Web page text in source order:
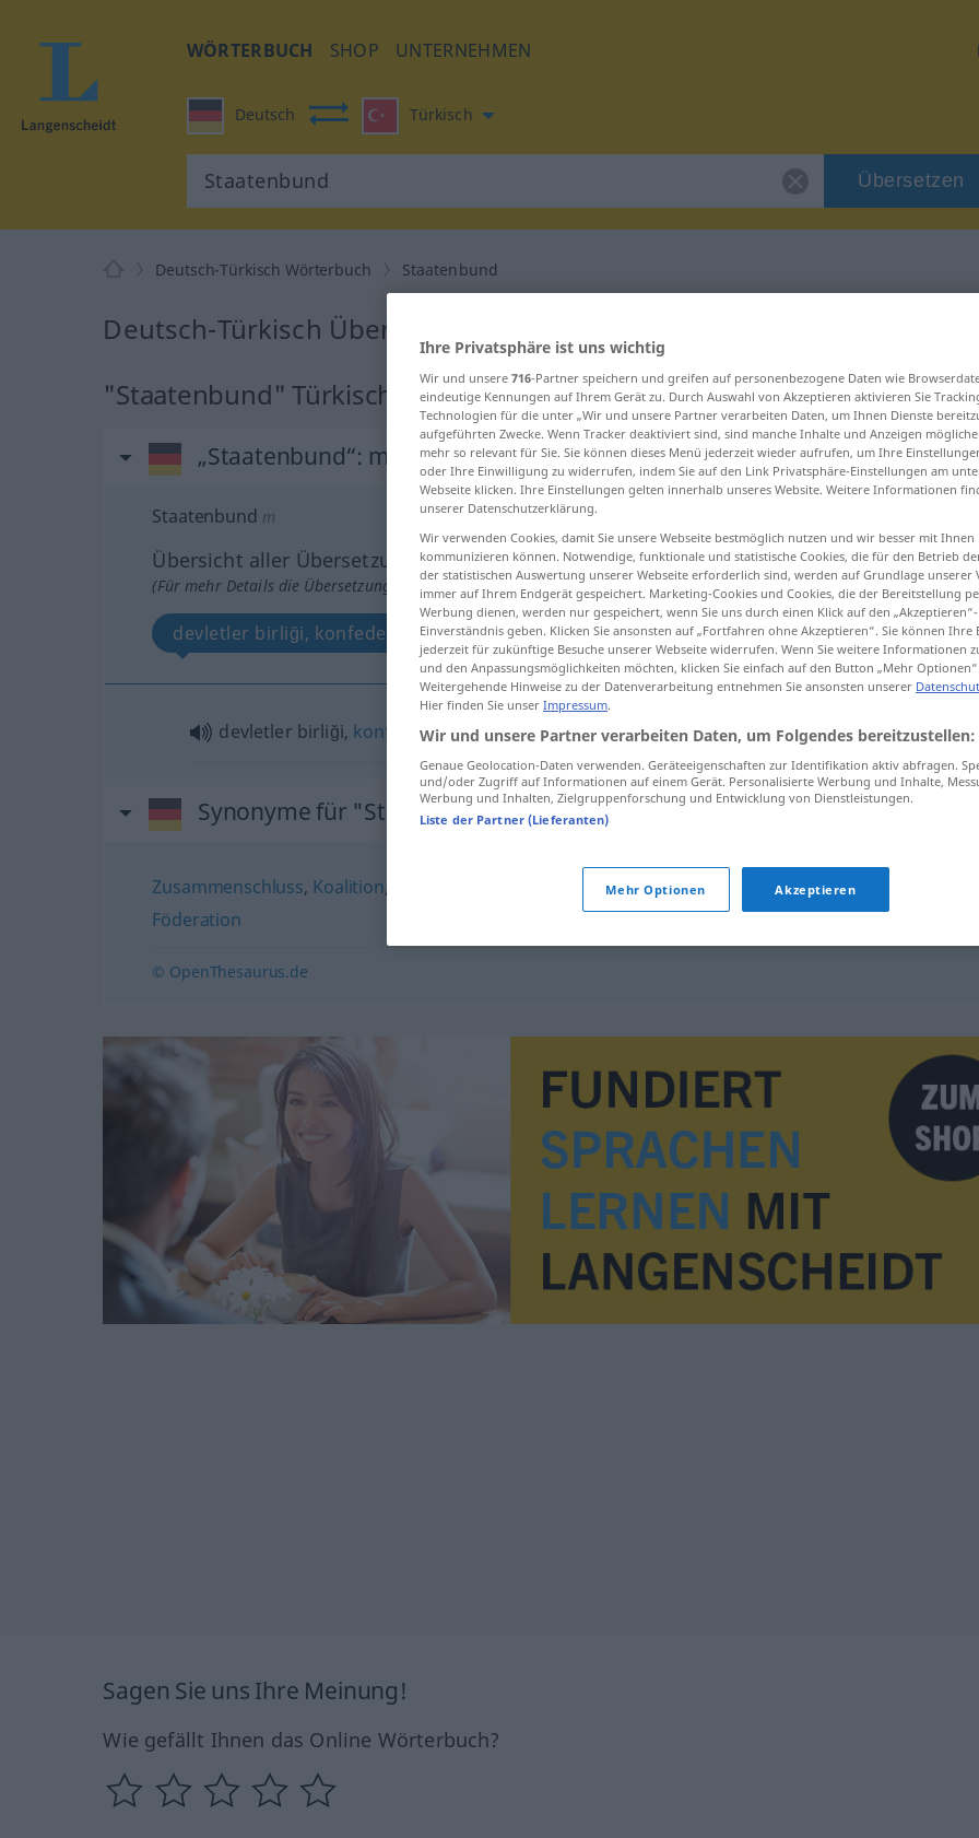
WÖRTERBUCH SHOP UNTERNEHMEN
Deutsch Türkisch
Übersetzen
Deutsch-Türkisch Wörterbuch Staatenbund
Deutsch-Türkisch Übersetzung für "Staatenbund"
"Staatenbund" Türkisch Übersetzung
„Staatenbund“: männlich
Staatenbund m
Übersicht aller Übersetzungen
(Für mehr Details die Übersetzung anklicken/antippen)
devletler birliği, konfederasyon
devletler birliği, konfederasyon Staatenbund
Synonyme für "Staatenbund"
Zusammenschluss, Koalition, Konföderation,Vereinigung Union,Bund
Föderation
© OpenThesaurus.de
Sagen Sie uns Ihre Meinung!
Wie gefällt Ihnen das Online Wörterbuch?
Ihre Privatsphäre ist uns wichtig
Wir und unsere 716-Partner speichern und greifen auf personenbezogene Daten wie
eindeutige Kennungen auf Ihrem Gerät zu. Durch Auswahl von Akzeptieren aktivieren Sie
Technologien für die unter „Wir und unsere Partner verarbeiten Daten, um Ihnen Dienste
aufgeführten Zwecke. Wenn Tracker deaktiviert sind, sind manche Inhalte und Anzeigen
mehr so relevant für Sie. Sie können dieses Menü jederzeit wieder aufrufen, um Ihre
oder Ihre Einwilligung zu widerrufen, indem Sie auf den Link Privatsphäre-Einstellungen am
Webseite klicken. Ihre Einstellungen gelten innerhalb unseres Website. Weitere Informationen
unserer Datenschutzerklärung.
Wir verwenden Cookies, damit Sie unsere Webseite bestmöglich nutzen und wir besser mit Ihnen
kommunizieren können. Notwendige, funktionale und statistische Cookies, die für den Betrieb
der statistischen Auswertung unserer Webseite erforderlich sind, werden auf Grundlage unserer
immer auf Ihrem Endgerät gespeichert. Marketing-Cookies und Cookies, die der Bereitstellung
Werbung dienen, werden nur gespeichert, wenn Sie uns durch einen Klick auf den
Einverständnis geben. Klicken Sie ansonsten auf „Fortfahren ohne Akzeptieren“. Sie können
jederzeit für zukünftige Besuche unserer Webseite widerrufen. Wenn Sie weitere Informationen
und den Anpassungsmöglichkeiten möchten, klicken Sie einfach auf den Button „Mehr
Weitergehende Hinweise zu der Datenverarbeitung entnehmen Sie ansonsten unserer
Hier finden Sie unser Impressum.
Wir und unsere Partner verarbeiten Daten, um Folgendes bereitzustellen:
Genaue Geolocation-Daten verwenden. Geräteeigenschaften zur Identifikation aktiv abfragen.
und/oder Zugriff auf Informationen auf einem Gerät. Personalisierte Werbung und Inhalte,
Werbung und Inhalten, Zielgruppenforschung und Entwicklung von Dienstleistungen.
Liste der Partner (Lieferanten)
Mehr Optionen Akzeptieren